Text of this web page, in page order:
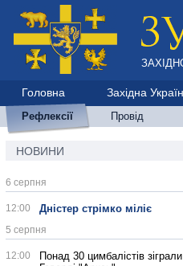
Головна Західна
Рефлексії Провід
НОВИНИ
6 серпня
12:00 Дністер стрімко міліє
5 серпня
12:00
Понад 30 цимбалістів